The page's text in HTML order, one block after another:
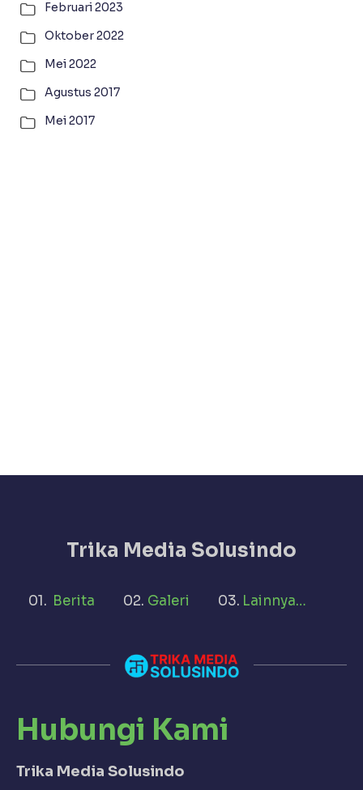
Februari 2023
Oktober 2022
Mei 2022
Agustus 2017
Mei 2017
Trika Media Solusindo
Berita Galeri Lainnya…
Hubungi Kami
Trika Media Solusindo